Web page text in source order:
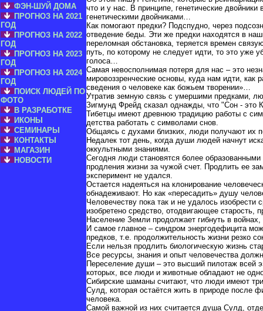
ФЭН-ШУЙ ДОМА
ПРОГНОЗ НА 2021
ГОД
ПРОГНОЗ НА 2022
ГОД
ПРОГНОЗ НА 2023
ГОД
ПРОГНОЗ НА 2024
ГОД
ПОИСК ЛЮДЕЙ ПО
ФОТО
В РАЗРАБОТКЕ
ИКОНЫ
СЕМИНАРЫ
КОНТАКТЫ
МАГАЗИН
НОВОСТИ
что и у нас. В принципе, генетические
генетическими двойниками…
Как помогают предки? Подспудно, через
отведение беды. Эти же предки находятся в
переломная обстановка, теряется времен
путь, по которому не следует идти, то это уже
голоса…
Самая невосполнимая потеря для нас – это
мировоззренческие основы, куда нам идти, как
сведения о человеке как божьем творении»…
Утратив земную связь с умершими предками,
Зигмунд Фрейд сказал однажды, что "Сон - это
Тибетцы имеют древнюю традицию работы с
детства работать с символами снов.
Общаясь с духами близких, люди получают их
Недалек тот день, когда души людей начнут
оккультными знаниями.
Сегодня люди становятся более
продления жизни за чужой счет. Продлить ее
эксперимент не удался.
Остается надеяться на клонирование
обнадеживают. Но как «пересадить» душу
Человечеству пока так и не удалось
изобретено средство, отодвигающее
Население Земли продолжает гибнуть в
И самое главное – синдром энергодефицита
предков, т.е. продолжительность жизни резко
Если нельзя продлить биологическую жизнь
Все ресурсы, знания и опыт человечества
Переселение души – это высший пилотаж всей
которых, все люди и животные обладают не
Сибирские шаманы считают, что люди имеют
Сулд, которая остаётся жить в природе после
человека.
Самой важной из них считается душа Сулд,